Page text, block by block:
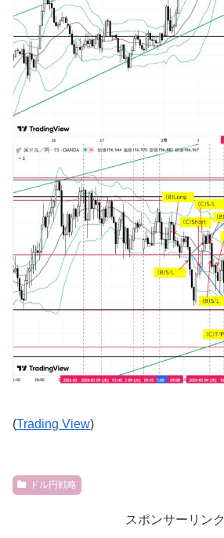
(Trading View)
ドル円戦略
スポンサーリンク